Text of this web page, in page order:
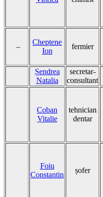
–
Cheptene
Ion
fermier
Șendrea
Natalia
secretar-
consultant
Coban
Vitalie
tehnician
dentar
Foiu
Constantin
șofer